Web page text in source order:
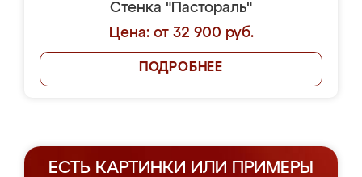
Стенка "Пастораль"
Цена: от 32 900 руб.
ПОДРОБНЕЕ
ЕСТЬ КАРТИНКИ ИЛИ ПРИМЕРЫ